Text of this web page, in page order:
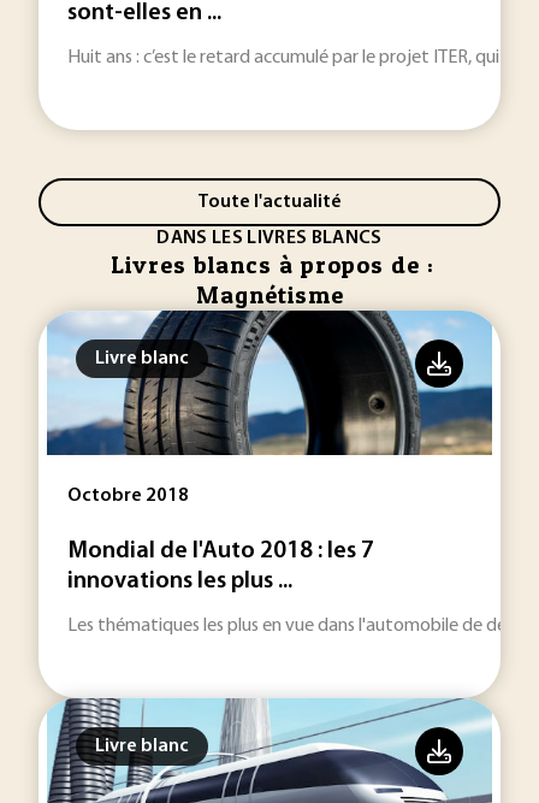
sont-elles en ...
Huit ans : c’est le retard accumulé par le projet ITER, qui
Toute l'actualité
DANS LES LIVRES BLANCS
Livres blancs à propos de :
Magnétisme
Livre blanc
Octobre 2018
Mondial de l'Auto 2018 : les 7
innovations les plus ...
Les thématiques les plus en vue dans l'automobile de
Livre blanc